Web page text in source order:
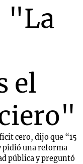
"La
el
cero, dijo que “15
pidió una reforma
pública y preguntó